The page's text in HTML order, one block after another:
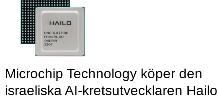
Microchip Technology köper den
israeliska AI-kretsutvecklaren